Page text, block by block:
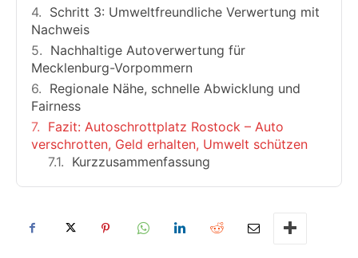
Schritt 3: Umweltfreundliche Verwertung mit
Nachweis
Nachhaltige Autoverwertung für
Mecklenburg-Vorpommern
Regionale Nähe, schnelle Abwicklung und
Fairness
Fazit: Autoschrottplatz Rostock – Auto
verschrotten, Geld erhalten, Umwelt schützen
Kurzzusammenfassung